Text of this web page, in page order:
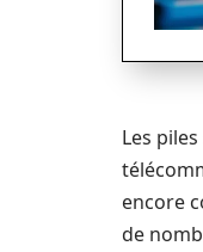
Les
encore
de